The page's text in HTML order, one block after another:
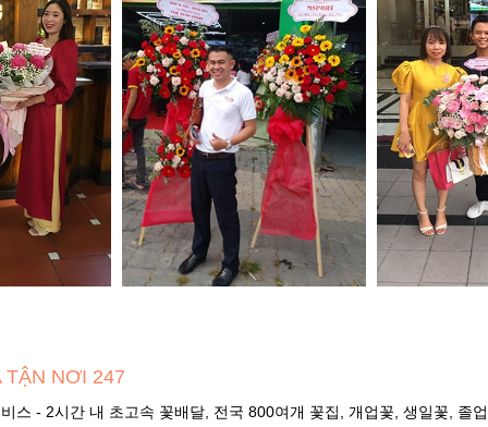
TẬN NƠI 247
스 - 2시간 내 초고속 꽃배달, 전국 800여개 꽃집, 개업꽃, 생일꽃, 졸업